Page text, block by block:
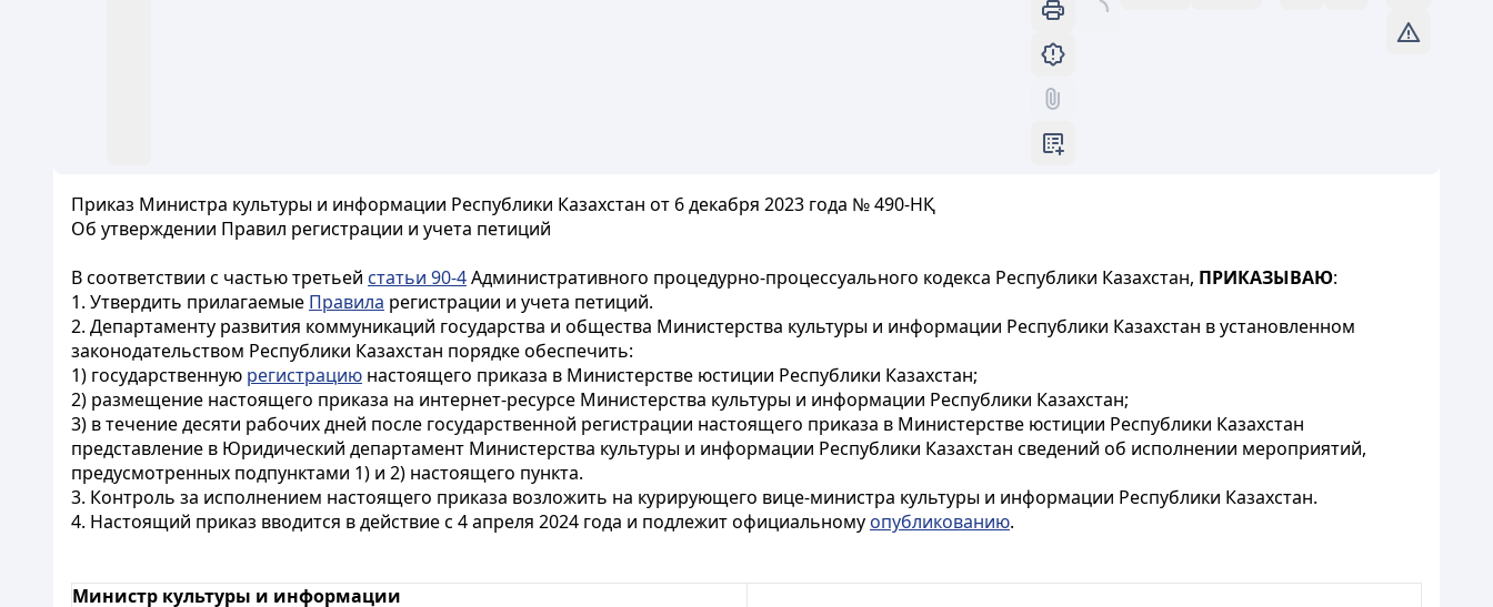
Приказ Министра культуры и информации Республики Казахстан от 6 декабря 2023 года № 490-НҚ
Об утверждении Правил регистрации и учета петиций
В соответствии с частью третьей статьи 90-4Административного процедурно-процессуального кодекса Республики Казахстан, ПРИКАЗЫВАЮ:
1. Утвердить прилагаемые Правила регистрации и учета петиций.
2. Департаменту развития коммуникаций государства и общества Министерства культуры и информации Республики Казахстан в установленном
законодательством Республики Казахстан порядке обеспечить:
1) государственную регистрацию настоящего приказа в Министерстве юстиции Республики Казахстан;
2) размещение настоящего приказа на интернет-ресурсе Министерства культуры и информации Республики Казахстан;
3) в течение десяти рабочих дней после государственной регистрации настоящего приказа в Министерстве юстиции Республики Казахстан
представление в Юридический департамент Министерства культуры и информации Республики Казахстан сведений об исполнении мероприятий,
предусмотренных подпунктами 1) и 2) настоящего пункта.
3. Контроль за исполнением настоящего приказа возложить на курирующего вице-министра культуры и информации Республики Казахстан.
4. Настоящий приказ вводится в действие с 4 апреля 2024 года и подлежит официальному опубликованию.
Министр культуры и информации